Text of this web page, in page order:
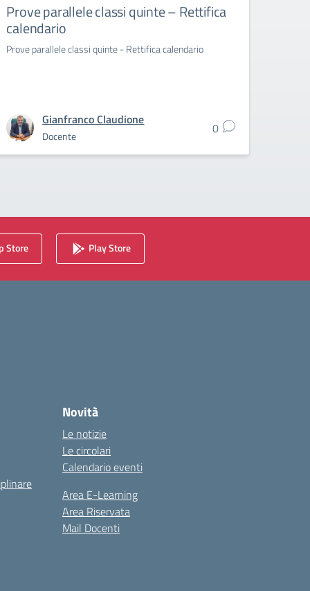
Prove parallele classi quinte – Rettifica
calendario
Prove parallele classi quinte - Rettifica calendario
Gianfranco Claudione
Docente 0
Store Play Store
Novità
Le notizie
Le circolari
Calendario eventi
Area E-Learning
Area Riservata
Mail Docenti